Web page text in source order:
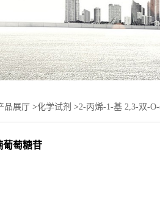
品展厅 >化学试剂 >2-丙烯-1-基 2,3-双-
葡萄糖苷